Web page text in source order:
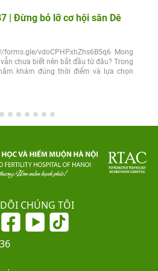
| Đừng bỏ lỡ cơ hội săn Dê
vdoCPHPxhZhs6B5q6 Mong
chưa biết nên bắt đầu từ đâu? Trong
khám đúng thời điểm và lựa chọn
CHÚNG TÔI